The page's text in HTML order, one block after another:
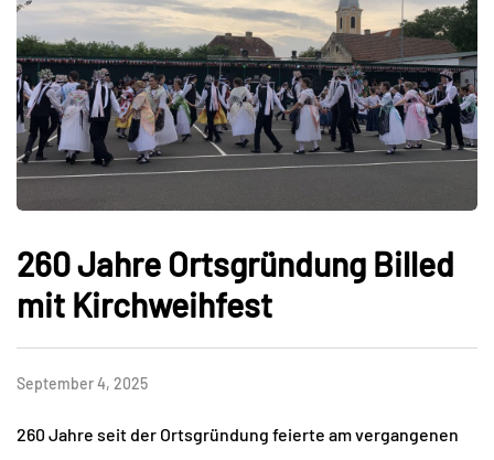
260 Jahre Ortsgründung Billed
mit Kirchweihfest
September 4, 2025
260 Jahre seit der Ortsgründung feierte am vergangenen